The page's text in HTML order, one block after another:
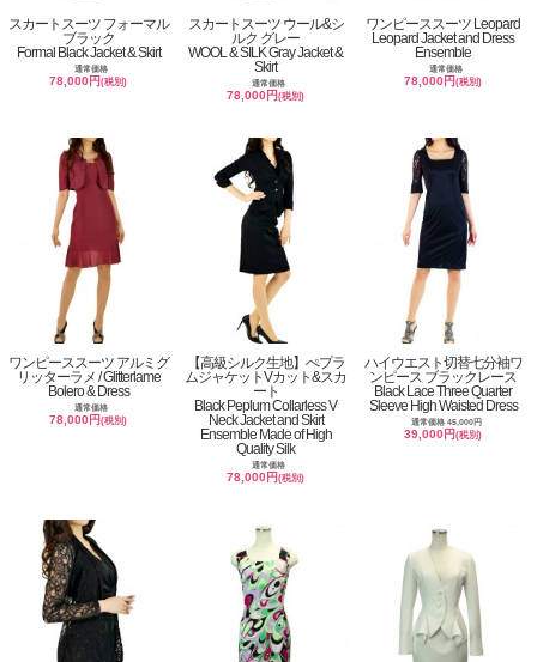
スカートスーツ フォーマル
ブラック
Formal Black Jacket & Skirt
通常価格
78,000円(税別)
スカートスーツ ウール&シ
ルク グレー
WOOL & SILK Gray Jacket &
Skirt
通常価格
78,000円(税別)
ワンピーススーツ Leopard
Leopard Jacket and Dress
Ensemble
通常価格
78,000円(税別)
ワンピーススーツ アルミグ
リッターラメ / Glitterlame
Bolero & Dress
通常価格
78,000円(税別)
【高級シルク生地】ぺプラ
ムジャケットVカット&スカ
ート
Black Peplum Collarless V
Neck Jacket and Skirt
Ensemble Made of High
Quality Silk
通常価格
78,000円(税別)
ハイウエスト切替七分袖ワ
ンピース ブラックレース
Black Lace Three Quarter
Sleeve High Waisted Dress
通常価格 45,000円
39,000円(税別)